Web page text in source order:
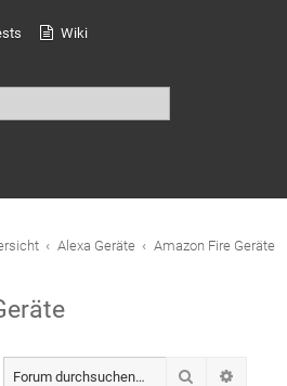
Wiki
Alexa Geräte Amazon Fire Geräte
Suche